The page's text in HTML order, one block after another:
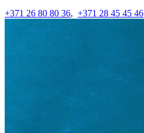
+371 26 80 80 36, +371 28 45 45 46